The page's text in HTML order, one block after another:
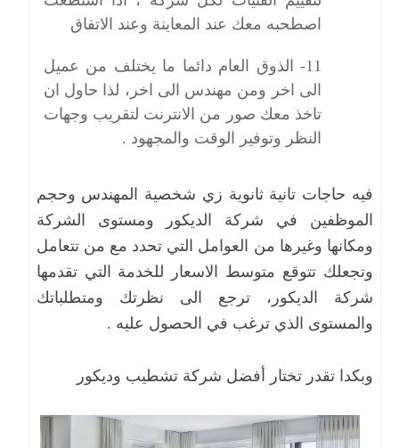
اصطحبه معك عند المعاينة وعند الاتفاق
11- الذوق العام دائما ما يختلف من عميل
الى اخر ومن مهندس الى اخر، لذا حاول ان
تاخذ معك صور من الانترنت لتقريب وجهات
النظر وتوفير الوقت والمجهود .
فيه حاجات تانية ثانوية زي شخصية المهندس وحجم
الموظفين في شركة الديكور ومستوى الشركة
ومكانها وغيرها من العوامل التي تحدد مع من تتعامل
وتجعلك تتوقع متوسط الاسعار للخدمة التي تقدمها
شركة الديكور، ترجع الى نظرتك ومتطلباتك
والمستوى الذي ترغب في الحصول عليه .
وبكدا تقدر تختار أفضل شركة تشطيب وديكور